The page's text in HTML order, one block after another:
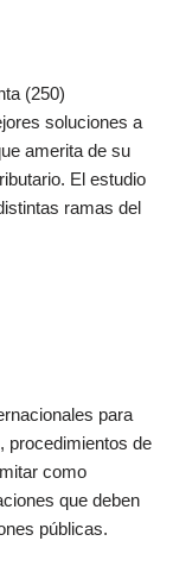
(250)
soluciones a
amerita de su
El estudio
ramas del
para
procedimientos de
como
que deben
públicas.